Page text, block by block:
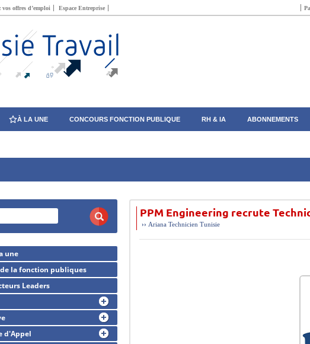
vos offres d’emploi Espace Entreprise
À LA UNE CONCOURS FONCTION PUBLIQUE RH & IA ABONNEMENTS
PPM Engineering recrute
›› Ariana Technicien Tunisie
une
de la fonction publiques
Leaders
d'Appel